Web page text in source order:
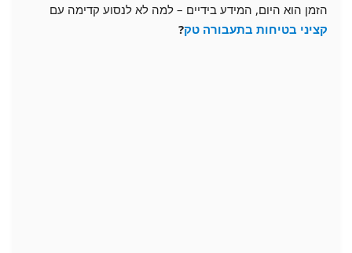
הזמן הוא היום, המידע בידיים – למה לא לנסוע קדימה עם
קציני בטיחות בתעבורה טק?